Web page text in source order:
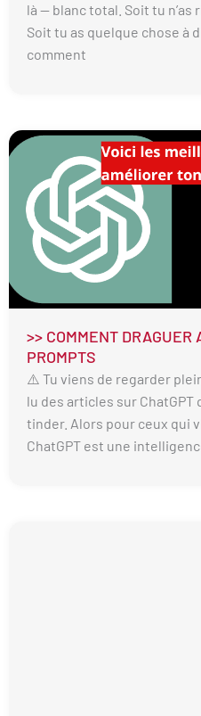
là — blanc total. Soit tu n’as
Soit tu as quelque chose à
comment
>> COMMENT DRAGUER
PROMPTS
⚠️ Tu viens de regarder
lu des articles sur
tinder. Alors pour ceux qui
ChatGPT est une